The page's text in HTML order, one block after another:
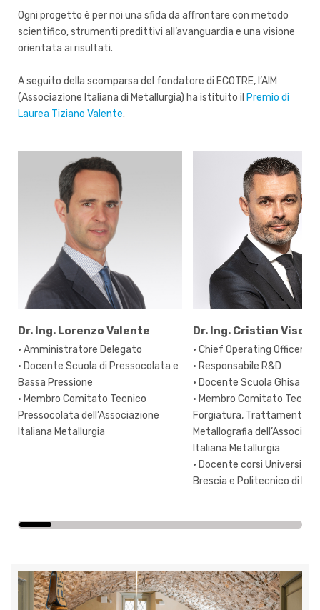
Ogni progetto è per noi una sfida da affrontare con metodo
scientifico, strumenti predittivi all’avanguardia e una visione
orientata ai risultati.
A seguito della scomparsa del fondatore di ECOTRE, l’AIM
(Associazione Italiana di Metallurgia) ha istituito il Premio di
Laurea Tiziano Valente.
Dr. Ing. Lorenzo Valente
• Amministratore Delegato
• Docente Scuola di Pressocolata e
Bassa Pressione
• Membro Comitato Tecnico
Pressocolata dell’Associazione
Italiana Metallurgia
Dr. Ing. Cristian
• Chief Operating Officer
• Responsabile R&D
• Docente Scuola Ghisa
• Membro Comitato
Forgiatura, Trattamenti
Metallografia
Italiana Metallurgia
• Docente corsi Università
Brescia e Politecnico di